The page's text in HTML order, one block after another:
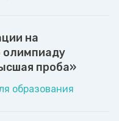
на
олимпиаду
проба»
образования